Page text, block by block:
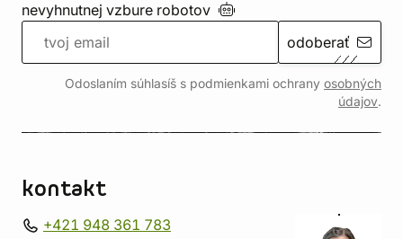
nevyhnutnej vzbure robotov
odoberať
Odoslaním súhlasíš s podmienkami ochrany osobných
údajov.
kontakt
+421 948 361 783